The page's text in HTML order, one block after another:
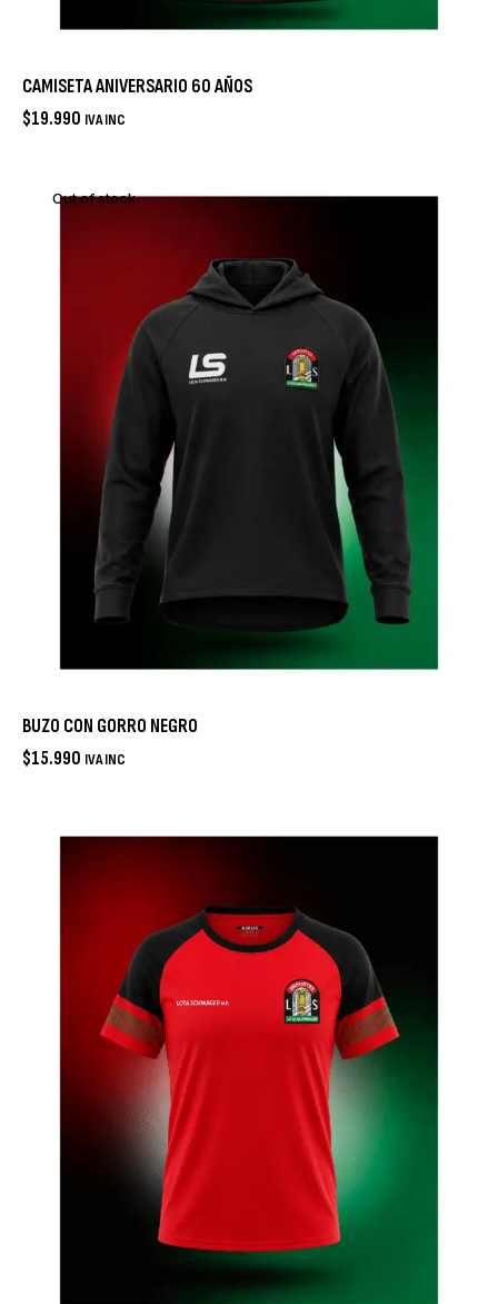
CAMISETA ANIVERSARIO 60 AÑOS
$19.990 IVA INC
Out of stock
BUZO CON GORRO NEGRO
$15.990 IVA INC